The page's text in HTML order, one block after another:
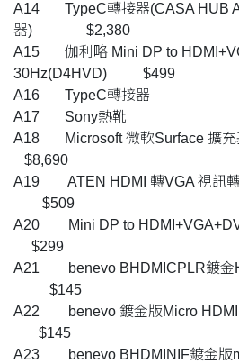
A14 TypeC轉接器(CASA HUB
器) $2,380
A15 伽利略 Mini DP to
30Hz(D4HVD) $499
A16 TypeC轉接器
A17 Sony熱靴
A18 Microsoft 微軟
$8,690
A19 ATEN HDMI 轉VGA
$509
A20 Mini DP to
$299
A21 benevo BHDMICPLR鍍
$145
A22 benevo 鍍金版Micro
$145
A23 benevo BHDMINIF鍍金版